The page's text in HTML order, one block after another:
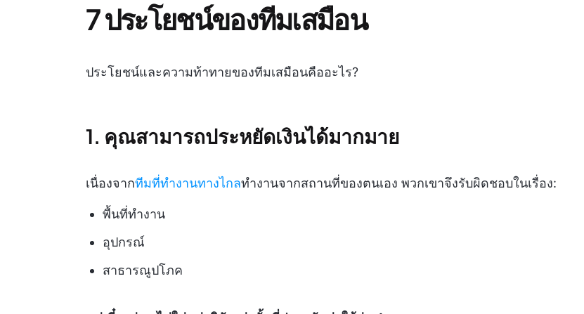
7 ประโยชน์ของทีมเสมือน
ประโยชน์และความท้าทายของทีมเสมือนคืออะไร?
1. คุณสามารถประหยัดเงินได้มากมาย
เนื่องจากทีมที่ทำงานทางไกลทำงานจากสถานที่ของตนเอง พวกเขาจึงรับผิดชอบในเรื่อง:
พื้นที่ทำงาน
อุปกรณ์
สาธารณูปโภค